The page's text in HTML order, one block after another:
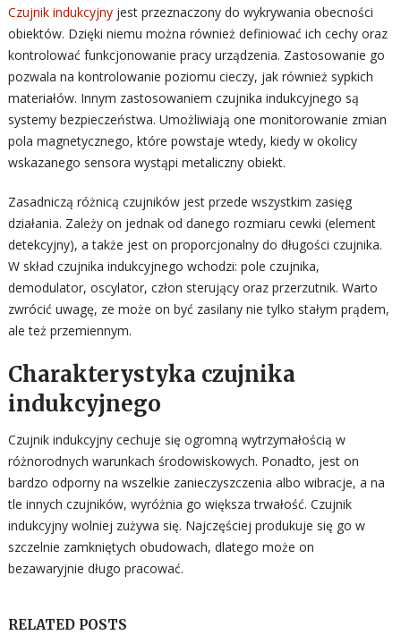
Czujnik indukcyjnyjest przeznaczony do wykrywania obecności
obiektów. Dzięki niemu można również definiować ich cechy oraz
kontrolować funkcjonowanie pracy urządzenia. Zastosowanie go
pozwala na kontrolowanie poziomu cieczy, jak również sypkich
materiałów. Innym zastosowaniem czujnika indukcyjnego są
systemy bezpieczeństwa. Umożliwiają one monitorowanie zmian
pola magnetycznego, które powstaje wtedy, kiedy w okolicy
wskazanego sensora wystąpi metaliczny obiekt.
Zasadniczą różnicą czujników jest przede wszystkim zasięg
działania. Zależy on jednak od danego rozmiaru cewki (element
detekcyjny), a także jest on proporcjonalny do długości czujnika.
W skład czujnika indukcyjnego wchodzi: pole czujnika,
demodulator, oscylator, człon sterujący oraz przerzutnik. Warto
zwrócić uwagę, ze może on być zasilany nie tylko stałym prądem,
ale też przemiennym.
Charakterystyka czujnika
indukcyjnego
Czujnik indukcyjny cechuje się ogromną wytrzymałością w
różnorodnych warunkach środowiskowych. Ponadto, jest on
bardzo odporny na wszelkie zanieczyszczenia albo wibracje, a na
tle innych czujników, wyróżnia go większa trwałość. Czujnik
indukcyjny wolniej zużywa się. Najczęściej produkuje się go w
szczelnie zamkniętych obudowach, dlatego może on
bezawaryjnie długo pracować.
RELATED POSTS